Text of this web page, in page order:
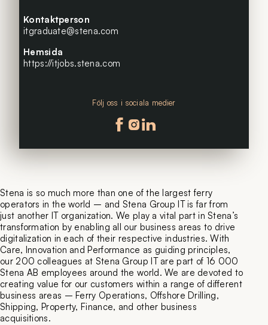
Stena is so much more than one of the largest ferry
operators in the world – and Stena Group IT is far from
just another IT organization. We play a vital part in Stena’s
transformation by enabling all our business areas to drive
digitalization in each of their respective industries. With
Care, Innovation and Performance as guiding principles,
our 200 colleagues at Stena Group IT are part of 16 000
Stena AB employees around the world. We are devoted to
creating value for our customers within a range of different
business areas – Ferry Operations, Offshore Drilling,
Shipping, Property, Finance, and other business
acquisitions.
Kontaktperson
itgraduate@stena.com
Hemsida
https://itjobs.stena.com
Följ oss i sociala medier
Följ oss på facebook
Följ oss på instagram
Följ oss på linkedin